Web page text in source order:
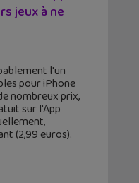
jeux à ne
l'un
pour iPhone
nombreux prix,
sur l'App
(2,99 euros).